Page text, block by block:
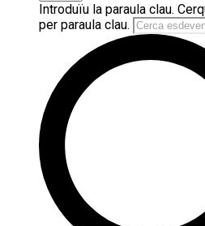
Introduïu la paraula clau.
per paraula clau.